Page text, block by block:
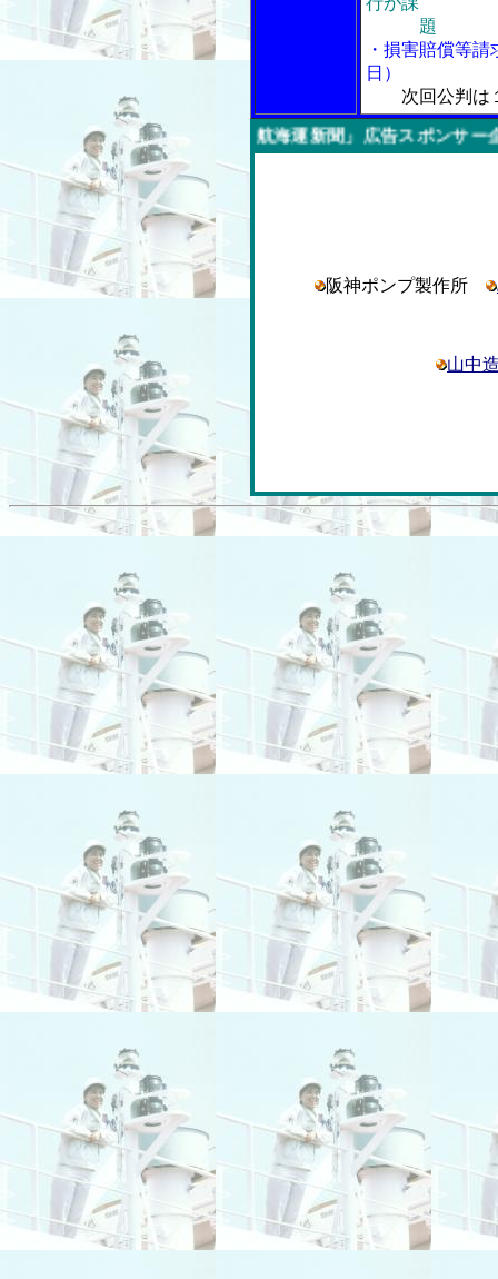
題
・損害賠償等
日）
次回公判は
今週の「内航海運新聞」広告スポンサー企業
阪神ポンプ製作所
山中